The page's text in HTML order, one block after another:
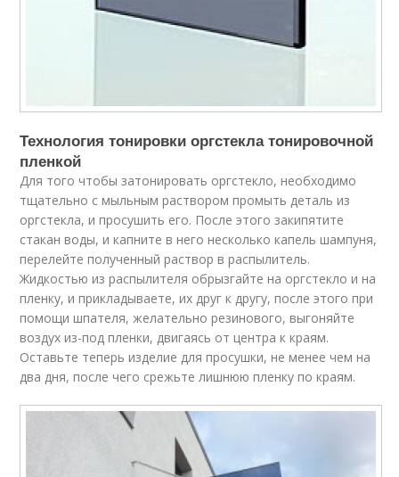
Технология тонировки оргстекла тонировочной
пленкой
Для того чтобы затонировать оргстекло, необходимо
тщательно с мыльным раствором промыть деталь из
оргстекла, и просушить его. После этого закипятите
стакан воды, и капните в него несколько капель шампуня,
перелейте полученный раствор в распылитель.
Жидкостью из распылителя обрызгайте на оргстекло и на
пленку, и прикладываете, их друг к другу, после этого при
помощи шпателя, желательно резинового, выгоняйте
воздух из-под пленки, двигаясь от центра к краям.
Оставьте теперь изделие для просушки, не менее чем на
два дня, после чего срежьте лишнюю пленку по краям.